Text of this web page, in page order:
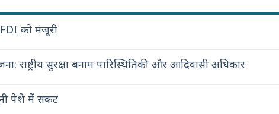
FDI को मंजूरी
राष्ट्रीय सुरक्षा बनाम पारिस्थितिकी और आदिवासी अधिकार
पेशे में संकट